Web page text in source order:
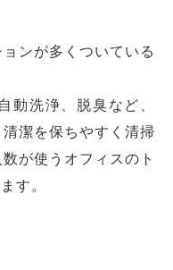
ンが多くついている
洗浄、脱臭など、
潔を保ちやすく清掃
が使うオフィスのト
す。